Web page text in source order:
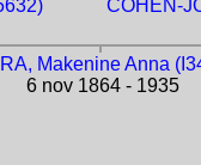
COHEN-
Makenine Anna
6 nov 1864 - 1935